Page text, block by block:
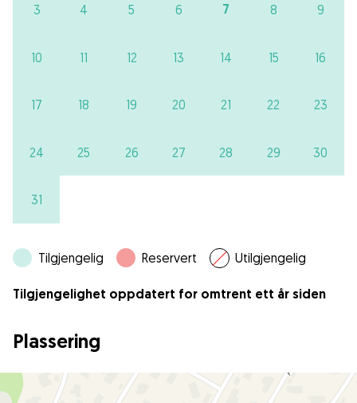
3 4 5 6 7 8 9
10 11 12 13 14 15 16
17 18 19 20 21 22 23
24 25 26 27 28 29 30
31
Tilgjengelig Reservert Utilgjengelig
Tilgjengelighet oppdatert for omtrent ett år siden
Plassering